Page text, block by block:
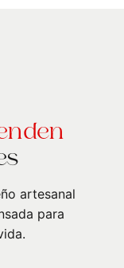
artesanal
para